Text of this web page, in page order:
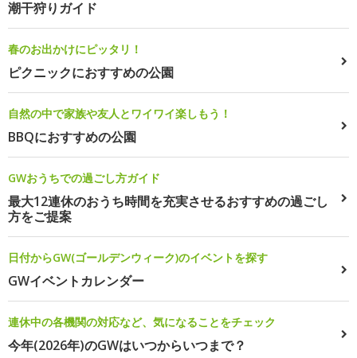
潮干狩りガイド
春のお出かけにピッタリ！
ピクニックにおすすめの公園
自然の中で家族や友人とワイワイ楽しもう！
BBQにおすすめの公園
GWおうちでの過ごし方ガイド
最大12連休のおうち時間を充実させるおすすめの過ごし
方をご提案
日付からGW(ゴールデンウィーク)のイベントを探す
GWイベントカレンダー
連休中の各機関の対応など、気になることをチェック
今年(2026年)のGWはいつからいつまで？